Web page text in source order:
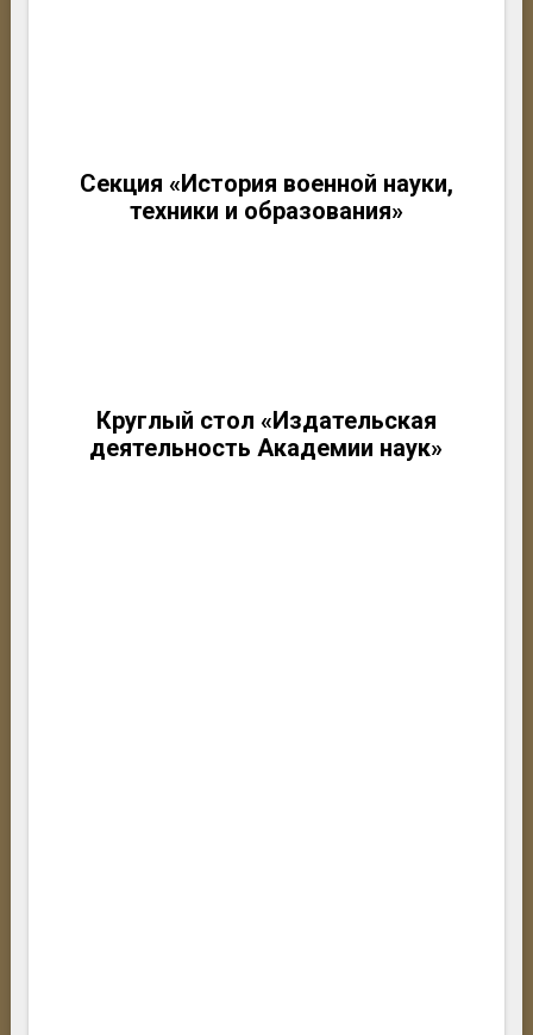
Секция «История военной науки,
техники и образования»
Круглый стол «Издательская
деятельность Академии наук»